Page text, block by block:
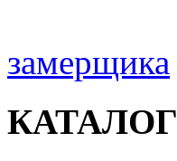
замерщика
КАТАЛОГ